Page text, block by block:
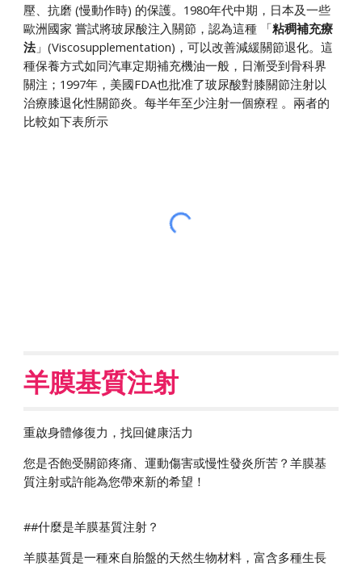
壓、抗磨 (慢動作時) 的保護。1980年代中期，日本及一些
歐洲國家 嘗試將玻尿酸注入關節，認為這種 「粘稠補充療
法 」(Viscosupplementation)，可以改善減緩關節退化。這
種保養方式如同汽車定期補充機油一般，日漸受到骨科界
關注；1997年，美國FDA也批准了玻尿酸對膝關節注射以
治療膝退化性關節炎。每半年至少注射一個療程 。兩者的
比較如下表所示
羊膜基質注射
重啟身體修復力，找回健康活力
您是否飽受關節疼痛、運動傷害或慢性發炎所苦？羊膜基
質注射或許能為您帶來新的希望！
##什麼是羊膜基質注射？
羊膜基質是一種來自胎盤的天然生物材料，富含多種生長